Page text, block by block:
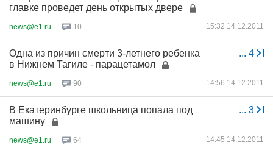
главке проведет день открытых двере
news@e1.ru 10 15:32 14.12.2011
... 4
Одна из причин смерти 3-летнего ребенка
в Нижнем Тагиле - парацетамол
news@e1.ru 90 14:56 14.12.2011
... 3
В Екатеринбурге школьница попала под
машину
news@e1.ru 64 14:45 14.12.2011